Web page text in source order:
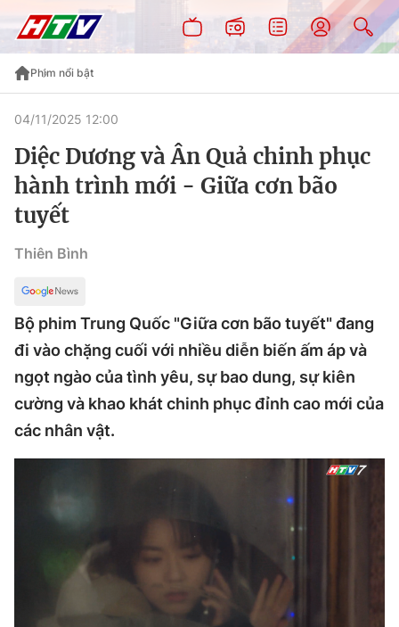
Phim nổi bật
04/11/2025 12:00
Diệc Dương và Ân Quả chinh phục
hành trình mới - Giữa cơn bão
tuyết
Thiên Bình
Bộ phim Trung Quốc "Giữa cơn bão tuyết" đang
đi vào chặng cuối với nhiều diễn biến ấm áp và
ngọt ngào của tình yêu, sự bao dung, sự kiên
cường và khao khát chinh phục đỉnh cao mới của
các nhân vật.